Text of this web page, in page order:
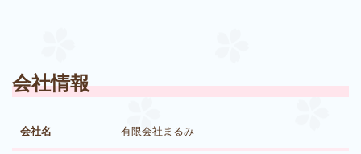
会社情報
会社名 有限会社まるみ